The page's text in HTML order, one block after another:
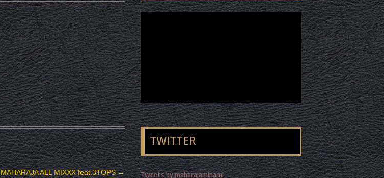
MAHARAJA ALL MIXXX feat.3TOPS→
TWITTER
Tweets by maharajaminami